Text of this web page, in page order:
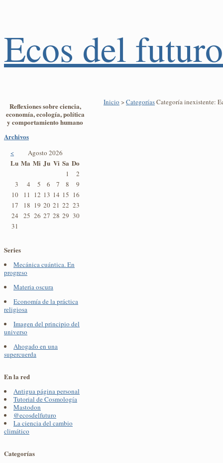
Ecos del futuro
Reflexiones sobre ciencia,
economía, ecología, política
y comportamiento humano
Archivos
< Agosto 2026
Lu Ma Mi Ju Vi Sa Do
1
2
3
4 5 6 7 8
9
10
11 12 13 14 15 16
17
18 19 20 21 22 23
24
25 26 27 28 29 30
31
Series
Mecánica cuántica. En
progreso
Materia oscura
Economía de la práctica
religiosa
Imagen del principio del
universo
Ahogado en una
supercuerda
En la red
Antigua página personal
Tutorial de Cosmología
Mastodon
@ecosdelfuturo
La ciencia del cambio
climático
Categorías
Inicio >CategoríasCategoría inexistente: